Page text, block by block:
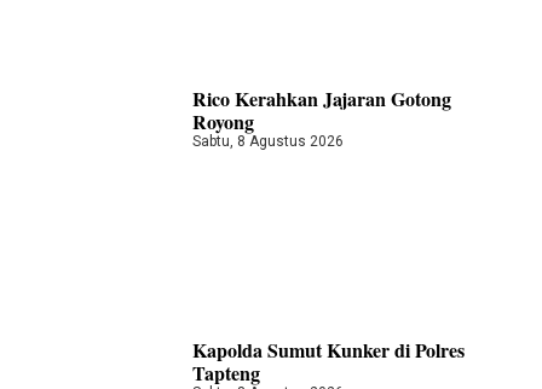
Rico Kerahkan Jajaran Gotong
Royong
Sabtu, 8 Agustus 2026
Kapolda Sumut Kunker di Polres
Tapteng